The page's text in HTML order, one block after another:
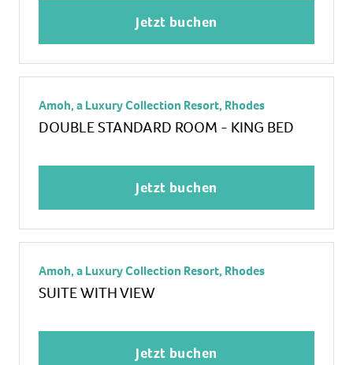
Heizung: zentral gesteuert
Kaffee-/Teezubereiter
Telefon, Internet: WLAN/WiFi: ohne Gebühr,
Fernseher: Sat-TV
Terrasse: mit Sitzgelegenheit, mit direktem
Jetzt buchen
Amoh, a Luxury Collection Resort, Rhodes
DOUBLE STANDARD ROOM - KING BED
Jetzt buchen
Amoh, a Luxury Collection Resort, Rhodes
SUITE WITH VIEW
Jetzt buchen